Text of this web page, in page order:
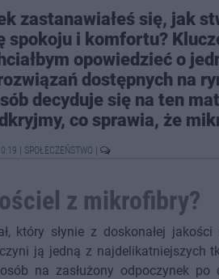
zastanawiałeś się, jak
spokoju i komfortu?
opowiedzieć o
dostępnych na
decyduje się na ten
co sprawia, że
SPOŁECZEŃSTWO
z mikrofibry?
który słynie z doskonałej
ją jedną z najdelikatniejszych
na zasłużony odpoczynek